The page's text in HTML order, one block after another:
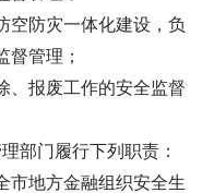
空防灾一体化建设，负
督管理；
、报废工作的安全监督
部门履行下列职责：
市地方金融组织安全生